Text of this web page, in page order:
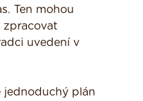
Ten mohou
zpracovat
uvedení v
jednoduchý plán